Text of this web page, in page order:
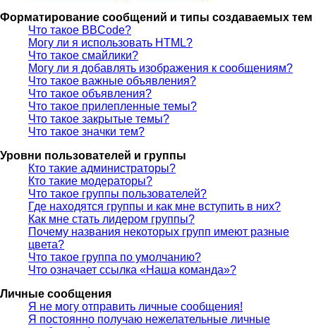
Форматирование сообщений и типы создаваемых тем
Что такое BBCode?
Могу ли я использовать HTML?
Что такое смайлики?
Могу ли я добавлять изображения к сообщениям?
Что такое важные объявления?
Что такое объявления?
Что такое прилепленные темы?
Что такое закрытые темы?
Что такое значки тем?
Уровни пользователей и группы
Кто такие администраторы?
Кто такие модераторы?
Что такое группы пользователей?
Где находятся группы и как мне вступить в них?
Как мне стать лидером группы?
Почему названия некоторых групп имеют разные
цвета?
Что такое группа по умолчанию?
Что означает ссылка «Наша команда»?
Личные сообщения
Я не могу отправить личные сообщения!
Я постоянно получаю нежелательные личные